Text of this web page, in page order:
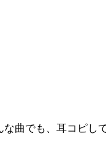
曲でも、耳コピし